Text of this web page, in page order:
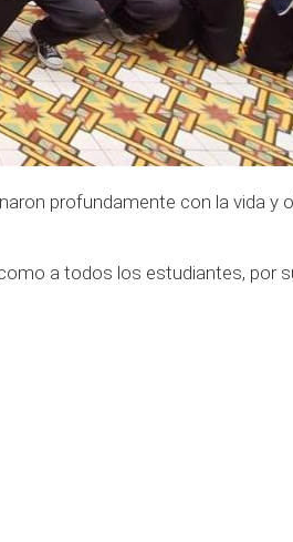
profundamente con la vida y
a todos los estudiantes, por